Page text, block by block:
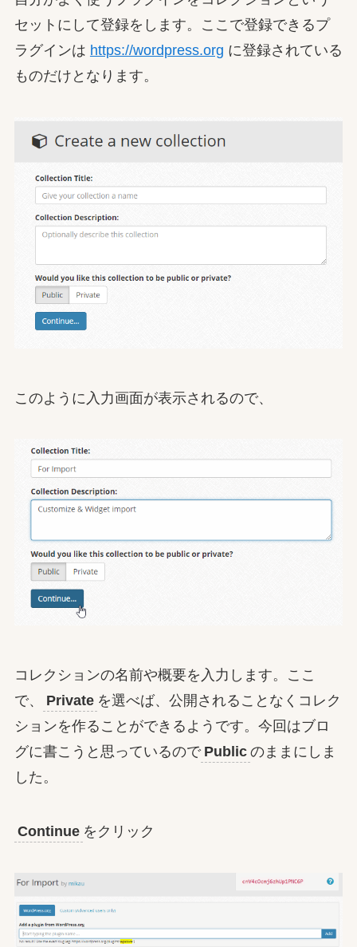
セットにして登録をします。ここで登録できるプ
ラグインは https://wordpress.org に登録されている
ものだけとなります。
このように入力画面が表示されるので、
コレクションの名前や概要を入力します。ここ
で、
Private を選べば、公開されることなくコレク
ションを作ることができるようです。今回はブロ
グに書こうと思っているので Public のままにしま
した。
Continue をクリック